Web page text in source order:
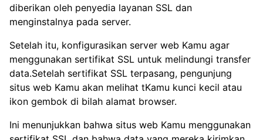
diberikan oleh penyedia layanan SSL dan
menginstalnya pada server.
Setelah itu, konfigurasikan server web Kamu agar
menggunakan sertifikat SSL untuk melindungi transfer
data.Setelah sertifikat SSL terpasang, pengunjung
situs web Kamu akan melihat tKamu kunci kecil atau
ikon gembok di bilah alamat browser.
Ini menunjukkan bahwa situs web Kamu menggunakan